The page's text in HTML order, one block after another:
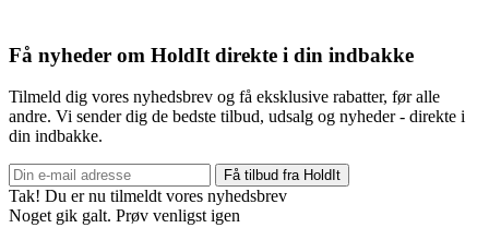
Få nyheder om HoldIt direkte i din indbakke
Tilmeld dig vores nyhedsbrev og få eksklusive rabatter, før alle
andre. Vi sender dig de bedste tilbud, udsalg og nyheder - direkte i
din indbakke.
Få tilbud fra HoldIt
Tak! Du er nu tilmeldt vores nyhedsbrev
Noget gik galt. Prøv venligst igen